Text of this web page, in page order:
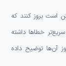
بروز کنند که
خطاها داشته
توضیح داده